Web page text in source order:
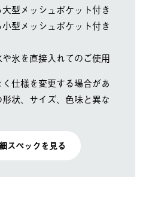
大型メッシュポケット付き
小型メッシュポケット付き
氷を直接入れてのご使用はお控え
仕様を変更する場合があります。
状、サイズ、色味と異なる場合が
ペックを見る